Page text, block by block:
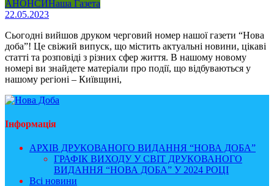
АНОНСИНаша Газета
22.05.2023
Сьогодні вийшов друком черговий номер нашої газети “Нова
доба”! Це свіжий випуск, що містить актуальні новини, цікаві
статті та розповіді з різних сфер життя. В нашому новому
номері ви знайдете матеріали про події, що відбуваються у
нашому регіоні – Київщині,
Інформація
АРХІВ ДРУКОВАНОГО ВИДАННЯ “НОВА ДОБА”
ГРАФІК ВИХОДУ У СВІТ ДРУКОВАНОГО
ВИДАННЯ “НОВА ДОБА” У 2024 РОЦІ
Всі новини